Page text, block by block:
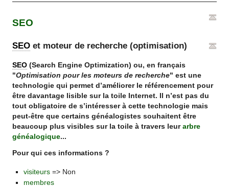
SEO
SEO et moteur de recherche (optimisation)
SEO (Search Engine Optimization) ou, en français
"Optimisation pour les moteurs de recherche" est une
technologie qui permet d’améliorer le référencement pour
être davantage lisible sur la toile Internet. Il n’est pas du
tout obligatoire de s’intéresser à cette technologie mais
peut-être que certains généalogistes souhaitent être
beaucoup plus visibles sur la toile à travers leurarbre
généalogique...
Pour qui ces informations ?
visiteurs=> Non
membres